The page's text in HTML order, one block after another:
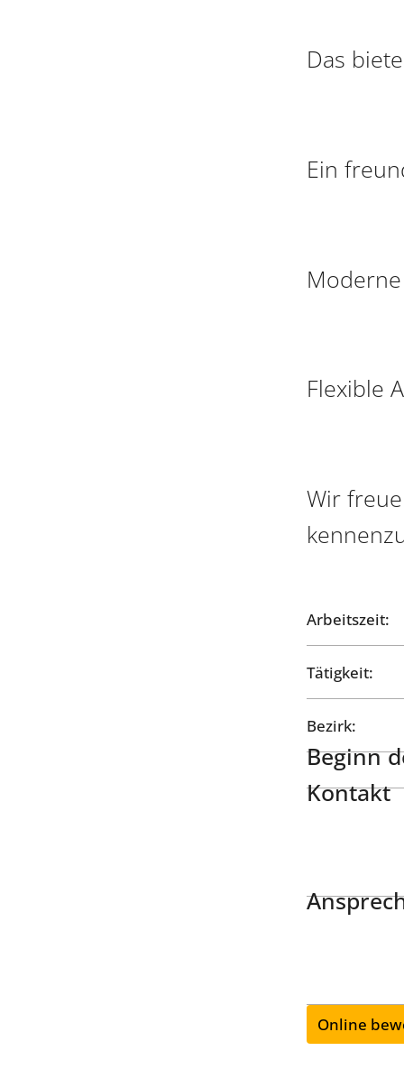
Das
Ein
Flexible
Wir
Arbeitszeit:
Tätigkeit:
Bezirk:
Beginn
Kontakt
Online